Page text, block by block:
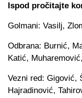
Ispod pročitajte
Golmani: Vasilj,
Odbrana: Burnić,
Katić,
Vezni red: Gigović,
Hajradinović,